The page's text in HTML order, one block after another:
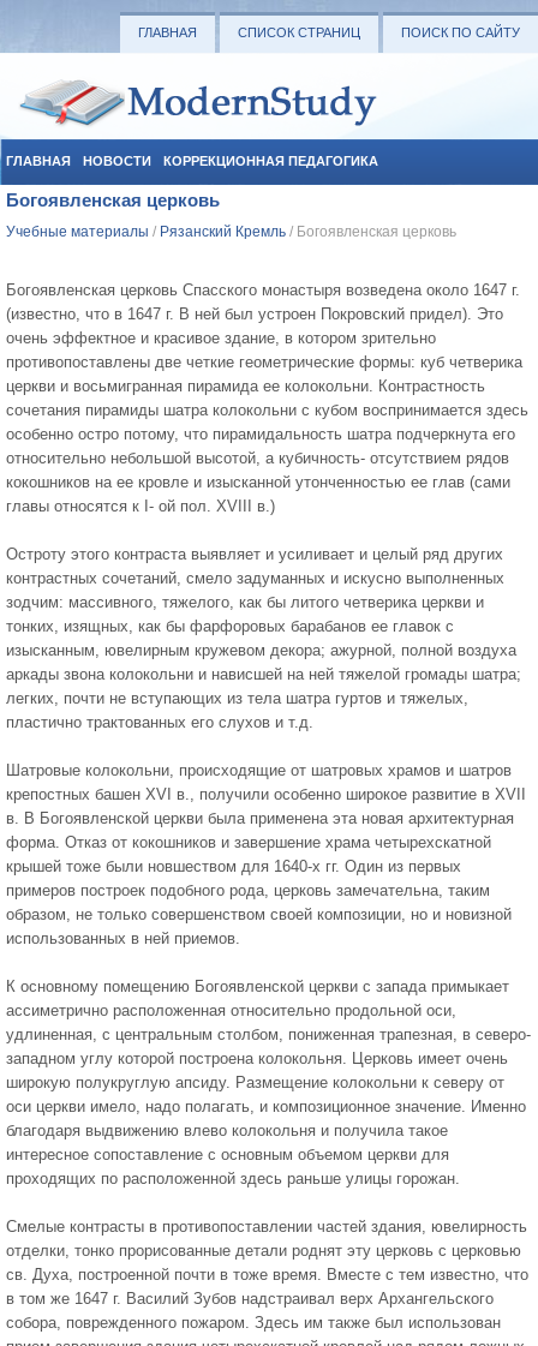
ГЛАВНАЯ СПИСОК СТРАНИЦ ПОИСК ПО САЙТУ
ГЛАВНАЯ НОВОСТИ КОРРЕКЦИОННАЯ ПЕДАГОГИКА
СОЦИАЛЬНАЯ ПЕДАГОГИКА УЧЕБНЫЕ МАТЕРИАЛЫ
Богоявленская церковь
Учебные материалы / Рязанский Кремль / Богоявленская церковь
Богоявленская церковь Спасского монастыря возведена около 1647 г.
(известно, что в 1647 г. В ней был устроен Покровский придел). Это
очень эффектное и красивое здание, в котором зрительно
противопоставлены две четкие геометрические формы: куб четверика
церкви и восьмигранная пирамида ее колокольни. Контрастность
сочетания пирамиды шатра колокольни с кубом воспринимается здесь
особенно остро потому, что пирамидальность шатра подчеркнута его
относительно небольшой высотой, а кубичность- отсутствием рядов
кокошников на ее кровле и изысканной утонченностью ее глав (сами
главы относятся к I- ой пол. ХVIII в.)
Остроту этого контраста выявляет и усиливает и целый ряд других
контрастных сочетаний, смело задуманных и искусно выполненных
зодчим: массивного, тяжелого, как бы литого четверика церкви и
тонких, изящных, как бы фарфоровых барабанов ее главок с
изысканным, ювелирным кружевом декора; ажурной, полной воздуха
аркады звона колокольни и нависшей на ней тяжелой громады шатра;
легких, почти не вступающих из тела шатра гуртов и тяжелых,
пластично трактованных его слухов и т.д.
Шатровые колокольни, происходящие от шатровых храмов и шатров
крепостных башен ХVI в., получили особенно широкое развитие в ХVII
в. В Богоявленской церкви была применена эта новая архитектурная
форма. Отказ от кокошников и завершение храма четырехскатной
крышей тоже были новшеством для 1640-х гг. Один из первых
примеров построек подобного рода, церковь замечательна, таким
образом, не только совершенством своей композиции, но и новизной
использованных в ней приемов.
К основному помещению Богоявленской церкви с запада примыкает
ассиметрично расположенная относительно продольной оси,
удлиненная, с центральным столбом, пониженная трапезная, в северо-
западном углу которой построена колокольня. Церковь имеет очень
широкую полукруглую апсиду. Размещение колокольни к северу от
оси церкви имело, надо полагать, и композиционное значение. Именно
благодаря выдвижению влево колокольня и получила такое
интересное сопоставление с основным объемом церкви для
проходящих по расположенной здесь раньше улицы горожан.
Смелые контрасты в противопоставлении частей здания, ювелирность
отделки, тонко прорисованные детали роднят эту церковь с церковью
св. Духа, построенной почти в тоже время. Вместе с тем известно, что
в том же 1647 г. Василий Зубов надстраивал верх Архангельского
собора, поврежденного пожаром. Здесь им также был использован